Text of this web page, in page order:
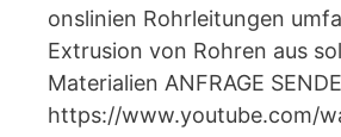
onslinien Rohrleitungen
Extrusion von Rohren aus
Materialien ANFRAGE
https://www.youtube.com/